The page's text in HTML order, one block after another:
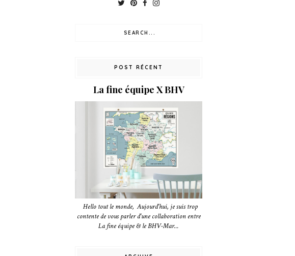
POST RÉCENT
La fine équipe X BHV
Hello tout le monde, Aujourd'hui, je suis trop
contente de vous parler d'une collaboration entre
La fine équipe & le BHV-Mar...